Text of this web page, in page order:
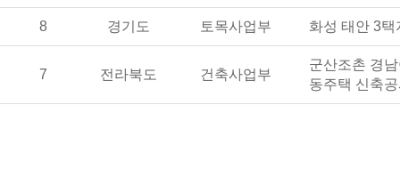
8 경기도 토목사업부 화성 태안 3택
7 전라북도 건축사업부
군산조촌 경
동주택 신축